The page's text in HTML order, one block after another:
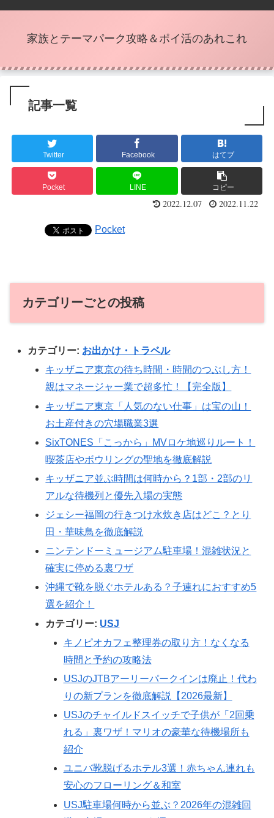
家族とテーマパーク攻略＆ポイ活のあれこれ
記事一覧
Twitter Facebook はてブ
Pocket LINE コピー
2022.12.07 2022.11.22
Pocket
カテゴリーごとの投稿
カテゴリー: お出かけ・トラベル
キッザニア東京の待ち時間・時間のつぶし方！
親はマネージャー業で超多忙！【完全版】
キッザニア東京「人気のない仕事」は宝の山！
お土産付きの穴場職業3選
SixTONES「こっから」MVロケ地巡りルート！
喫茶店やボウリングの聖地を徹底解説
キッザニア並ぶ時間は何時から？1部・2部のリ
アルな待機列と優先入場の実態
ジェシー福岡の行きつけ水炊き店はどこ？とり
田・華味鳥を徹底解説
ニンテンドーミュージアム駐車場！混雑状況と
確実に停める裏ワザ
沖縄で靴を脱ぐホテルある？子連れにおすすめ5
選を紹介！
カテゴリー: USJ
キノピオカフェ整理券の取り方！なくなる
時間と予約の攻略法
USJのJTBアーリーパークインは廃止！代わ
りの新プランを徹底解説【2026最新】
USJのチャイルドスイッチで子供が「2回乗
れる」裏ワザ！マリオの豪華な待機場所も
紹介
ユニバ靴脱げるホテル3選！赤ちゃん連れも
安心のフローリング＆和室
USJ駐車場何時から並ぶ？2026年の混雑回